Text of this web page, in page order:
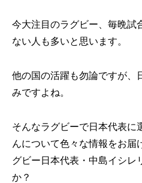
今大注目のラグビー、毎晩試
ない人も多いと思います。
他の国の活躍も勿論ですが、
みですよね。
そんなラグビーで日本代表に
んについて色々な情報をお届
グビー日本代表・中島イシレ
か？